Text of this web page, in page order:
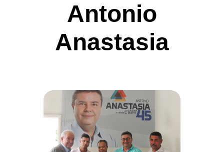
Antonio
Anastasia